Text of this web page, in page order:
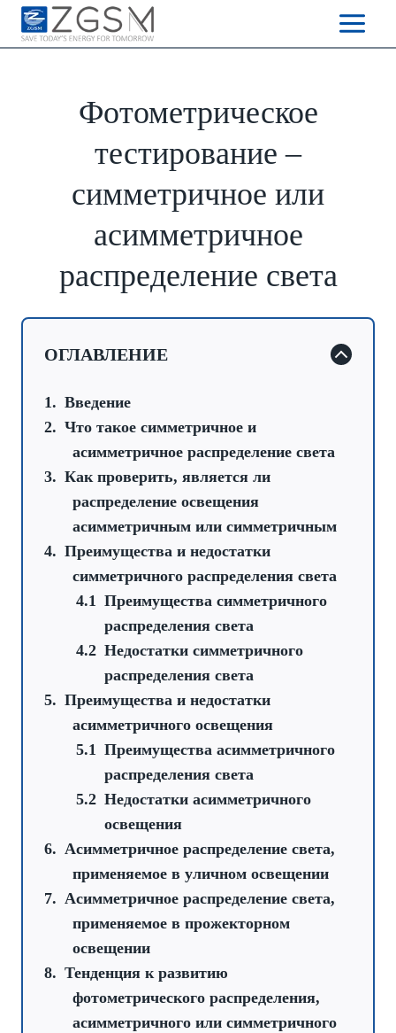
Skip
Фотометрическое
тестирование –
симметричное или
асимметричное
распределение света
ОГЛАВЛЕНИЕ
Введение
Что такое симметричное и
асимметричное распределение света
Как проверить, является ли
распределение освещения
асимметричным или симметричным
Преимущества и недостатки
симметричного распределения света
Преимущества симметричного
распределения света
Недостатки симметричного
распределения света
Преимущества и недостатки
асимметричного освещения
Преимущества асимметричного
распределения света
Недостатки асимметричного
освещения
Асимметричное распределение света,
применяемое в уличном освещении
Асимметричное распределение света,
применяемое в прожекторном
освещении
Тенденция к развитию
фотометрического распределения,
асимметричного или симметричного